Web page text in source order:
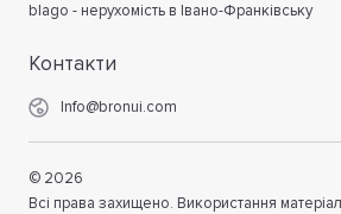
blago - нерухомість в Івано-Франківську
Контакти
Info@bronui.com
© 2026
Всі права захищено. Використання